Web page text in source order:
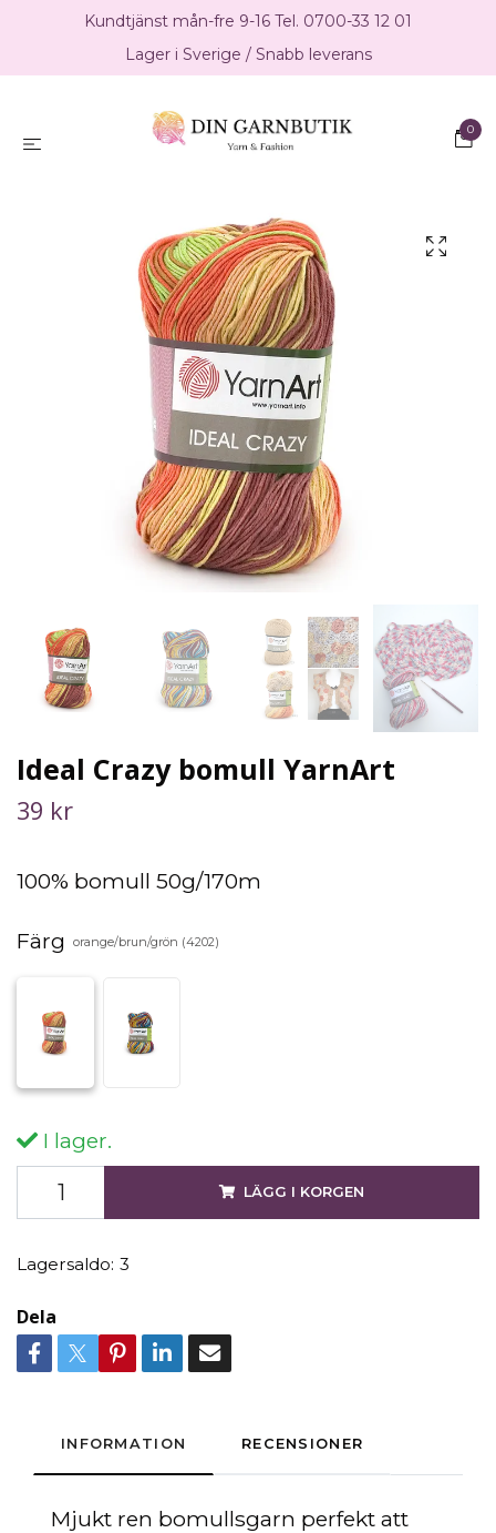
Kundtjänst mån-fre 9-16 Tel. 0700-33 12 01
Lager i Sverige / Snabb leverans
0
Ideal Crazy bomull YarnArt
39 kr
100% bomull 50g/170m
Färg orange/brun/grön (4202)
I lager.
LÄGG I KORGEN
Lagersaldo: 3
Dela
INFORMATION RECENSIONER
Mjukt ren bomullsgarn perfekt att